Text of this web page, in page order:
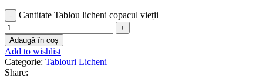
Cantitate Tablou licheni copacul vieții
Adaugă în coș
Add to wishlist
Categorie: Tablouri Licheni
Share: